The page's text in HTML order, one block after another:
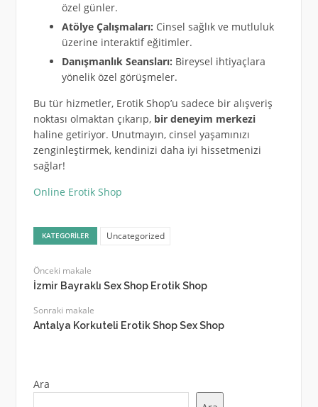
özel günler.
Atölye Çalışmaları: Cinsel sağlık ve mutluluk
üzerine interaktif eğitimler.
Danışmanlık Seansları: Bireysel ihtiyaçlara
yönelik özel görüşmeler.
Bu tür hizmetler, Erotik Shop’u sadece bir alışveriş
noktası olmaktan çıkarıp, bir deneyim merkezi
haline getiriyor. Unutmayın, cinsel yaşamınızı
zenginleştirmek, kendinizi daha iyi hissetmenizi
sağlar!
Online Erotik Shop
KATEGORILER Uncategorized
Önceki makale
İzmir Bayraklı Sex Shop Erotik Shop
Sonraki makale
Antalya Korkuteli Erotik Shop Sex Shop
Ara